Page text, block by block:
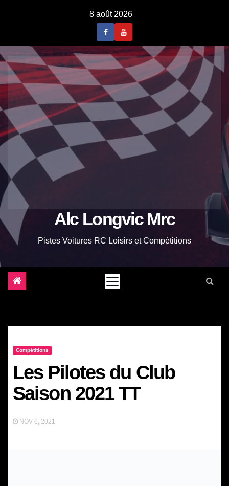
8 août 2026
Alc Longvic Mrc
Pistes Voitures RC Loisirs et Compétitions
Compétitions
Les Pilotes du Club
Saison 2021 TT
NOV 6, 2021